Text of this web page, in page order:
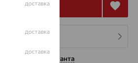
Купить
по 1 421₽
помощь консультанта
доставка
доставка
доставка